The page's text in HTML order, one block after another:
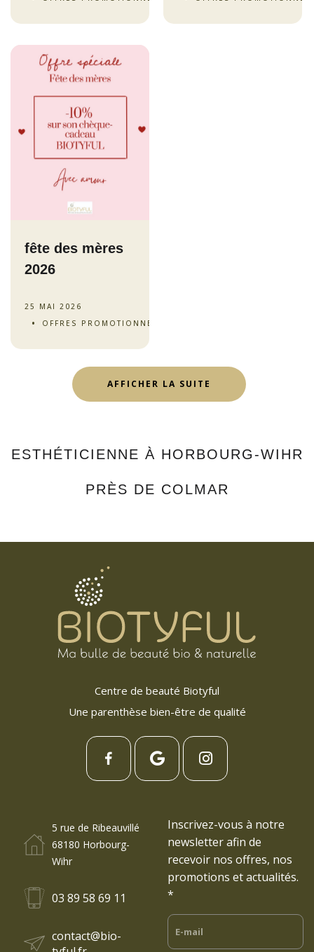
fête des mères
2026
25 MAI 2026
OFFRES PROMOTIONNELLES
AFFICHER LA SUITE
ESTHÉTICIENNE À HORBOURG-WIHR
PRÈS DE COLMAR
Centre de beauté Biotyful
Une parenthèse bien-être de qualité
5 rue de Ribeauvillé
68180 Horbourg-
Wihr
03 89 58 69 11
contact@bio-
Inscrivez-vous à notre
newsletter afin de
recevoir nos offres, nos
promotions et actualités.
*